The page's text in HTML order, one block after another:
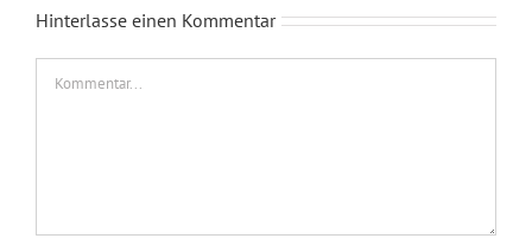
Hinterlasse einen Kommentar